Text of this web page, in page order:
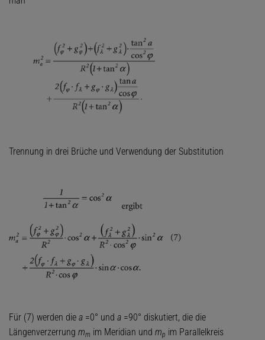
Trennung in drei Brüche und Verwendung der Substitution
Für (7) werden die a =0° und a =90° diskutiert, die die
Längenverzerrung mm im Meridian und mp im Parallelkreis